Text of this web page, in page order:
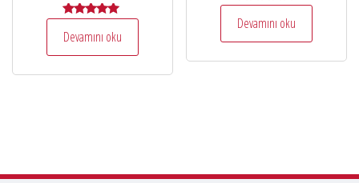
5.00
oy aldı
Devamını oku
5.00
oy aldı
Devamını oku